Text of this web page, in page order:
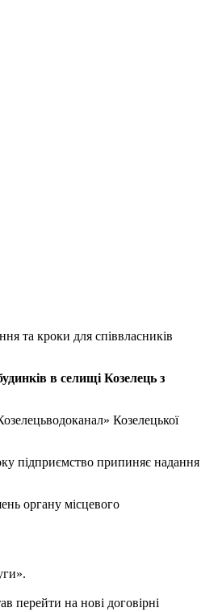
та кроки для співвласників
в селищі Козелець з
Козелецької
припиняє надання
органу місцевого
перейти на нові договірні